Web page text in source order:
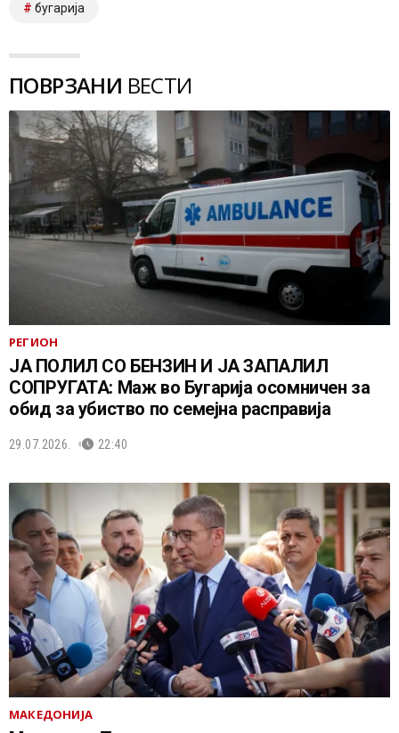
бугарија
ПОВРЗАНИ ВЕСТИ
РЕГИОН
ЈА ПОЛИЛ СО БЕНЗИН И ЈА ЗАПАЛИЛ
СОПРУГАТА: Маж во Бугарија осомничен за
обид за убиство по семејна расправија
29.07.2026. 22:40
МАКЕДОНИЈА